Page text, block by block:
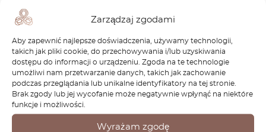
Zarządzaj zgodami
Aby zapewnić najlepsze doświadczenia, używamy technologii,
takich jak pliki cookie, do przechowywania i/lub uzyskiwania
dostępu do informacji o urządzeniu. Zgoda na te technologie
umożliwi nam przetwarzanie danych, takich jak zachowanie
podczas przeglądania lub unikalne identyfikatory na tej stronie.
Brak zgody lub jej wycofanie może negatywnie wpłynąć na niektóre
funkcje i możliwości.
Wyrażam zgodę
-30%